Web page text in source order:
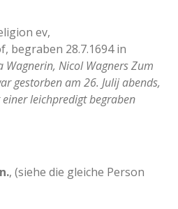
ev,
begraben 28.7.1694 in
Wagnerin, Nicol Wagners Zum
gestorben am 26. Julij abends,
leichpredigt begraben
, (siehe die gleiche Person